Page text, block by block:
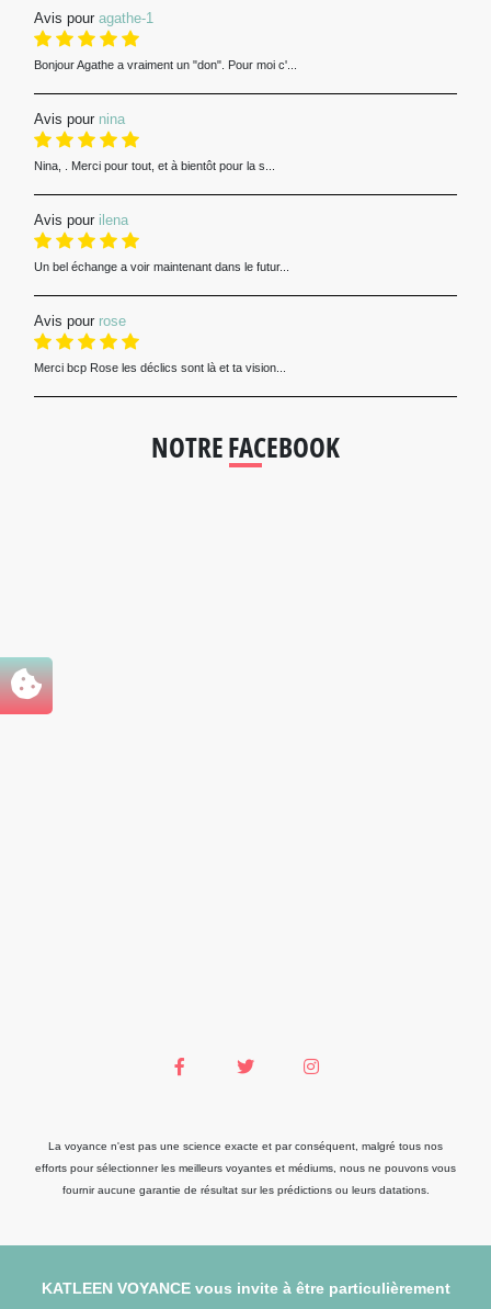
Avis pour agathe-1
Bonjour Agathe a vraiment un "don". Pour moi c'...
Avis pour nina
Nina, . Merci pour tout, et à bientôt pour la s...
Avis pour ilena
Un bel échange a voir maintenant dans le futur...
Avis pour rose
Merci bcp Rose les déclics sont là et ta vision...
NOTRE FACEBOOK
La voyance n'est pas une science exacte et par conséquent, malgré tous nos
efforts pour sélectionner les meilleurs voyantes et médiums, nous ne pouvons vous
fournir aucune garantie de résultat sur les prédictions ou leurs datations.
KATLEEN VOYANCE vous invite à être particulièrement